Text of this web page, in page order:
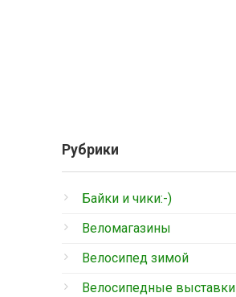
Рубрики
Байки и чики:-)
Веломагазины
Велосипед зимой
Велосипедные выставки